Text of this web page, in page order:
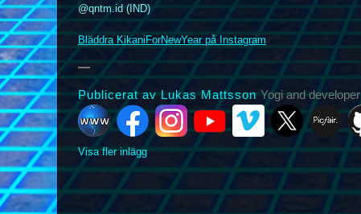
@qntm.id (IND)
Bläddra KikaniForNewYear på Instagram
Publicerat av Lukas MattssonYogi and developer
Visa fler inlägg